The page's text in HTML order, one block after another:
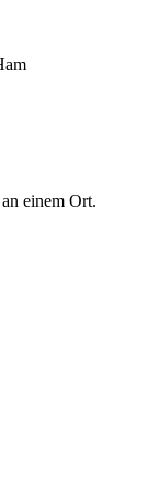
einem Ort.